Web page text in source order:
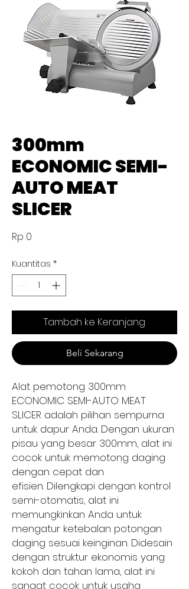
300mm
ECONOMIC SEMI-
AUTO MEAT
SLICER
Rp 0
Kuantitas *
Tambah ke Keranjang
Beli Sekarang
Alat pemotong 300mm
ECONOMIC SEMI-AUTO MEAT
SLICER adalah pilihan sempurna
untuk dapur Anda. Dengan ukuran
pisau yang besar 300mm, alat ini
cocok untuk memotong daging
dengan cepat dan
efisien. Dilengkapi dengan kontrol
semi-otomatis, alat ini
memungkinkan Anda untuk
mengatur ketebalan potongan
daging sesuai keinginan. Didesain
dengan struktur ekonomis yang
kokoh dan tahan lama, alat ini
sangat cocok untuk usaha